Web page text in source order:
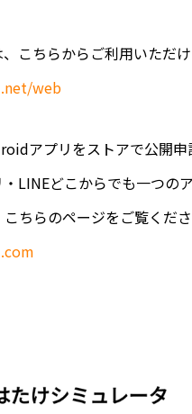
こちらからご利用いただけ
web
アプリをストアで公開申
LINEどこからでも一つの
ちらのページをご覧くださ